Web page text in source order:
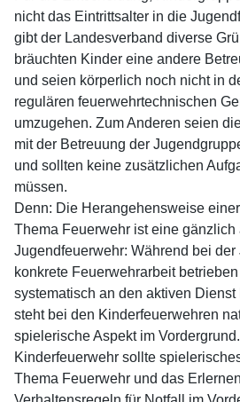
nicht das Eintrittsalter in die
gibt der Landesverband diverse
bräuchten Kinder eine andere
und seien körperlich noch nicht in
regulären feuerwehrtechnischen
umzugehen. Zum Anderen seien
mit der Betreuung der
und sollten keine zusätzlichen
müssen.
Denn: Die Herangehensweise
Thema Feuerwehr ist eine
Jugendfeuerwehr: Während bei der
konkrete Feuerwehrarbeit
systematisch an den aktiven
steht bei den Kinderfeuerwehren
spielerische Aspekt im
Kinderfeuerwehr sollte
Thema Feuerwehr und das